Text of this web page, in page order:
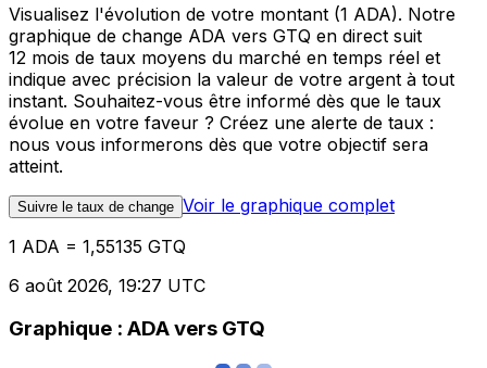
Visualisez l'évolution de votre montant (1 ADA). Notre
graphique de change ADA vers GTQ en direct suit
12 mois de taux moyens du marché en temps réel et
indique avec précision la valeur de votre argent à tout
instant. Souhaitez-vous être informé dès que le taux
évolue en votre faveur ? Créez une alerte de taux :
nous vous informerons dès que votre objectif sera
atteint.
Suivre le taux de change Voir le graphique complet
1 ADA = 1,55135 GTQ
6 août 2026, 19:27 UTC
Graphique : ADA vers GTQ